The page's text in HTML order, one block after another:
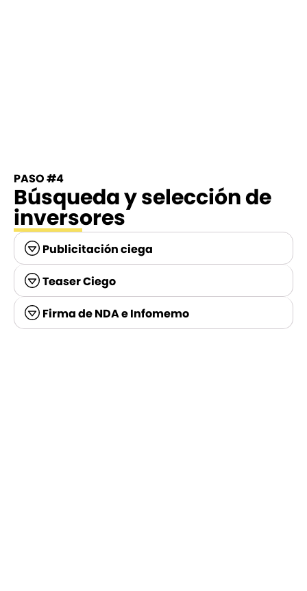
PASO #4
Búsqueda y selección de
inversores
Publicitación ciega
Teaser Ciego
Firma de NDA e Infomemo